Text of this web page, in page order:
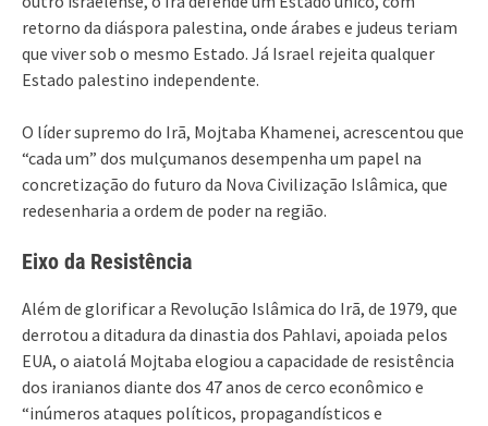
retorno da diáspora palestina, onde árabes e judeus teriam
que viver sob o mesmo Estado. Já Israel rejeita qualquer
Estado palestino independente.
O líder supremo do Irã, Mojtaba Khamenei, acrescentou que
“cada um” dos mulçumanos desempenha um papel na
concretização do futuro da Nova Civilização Islâmica, que
redesenharia a ordem de poder na região.
Eixo da Resistência
Além de glorificar a Revolução Islâmica do Irã, de 1979, que
derrotou a ditadura da dinastia dos Pahlavi, apoiada pelos
EUA, o aiatolá Mojtaba elogiou a capacidade de resistência
dos iranianos diante dos 47 anos de cerco econômico e
“inúmeros ataques políticos, propagandísticos e